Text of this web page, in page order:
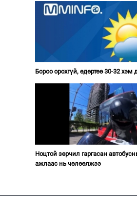
Бороо орохгүй, өдөртөө 30-32 хэм
Ноцтой зөрчил гаргасан
ажлаас нь чөлөөлжээ